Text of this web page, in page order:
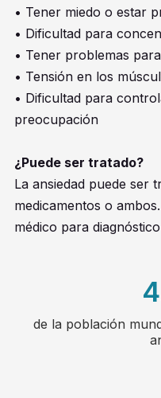
• Tener miedo o estar
• Dificultad para
• Tener problemas
• Tensión en los
• Dificultad para
preocupación
¿Puede ser tratado?
La ansiedad puede ser
medicamentos o
médico para
de la población